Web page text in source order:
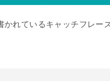
かれているキャッチフレー